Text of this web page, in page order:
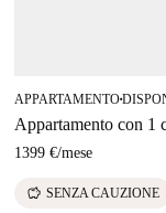
APPARTAMENTO■
Appartamento con 1
1399 €/mese
savings SENZA CAUZIONE